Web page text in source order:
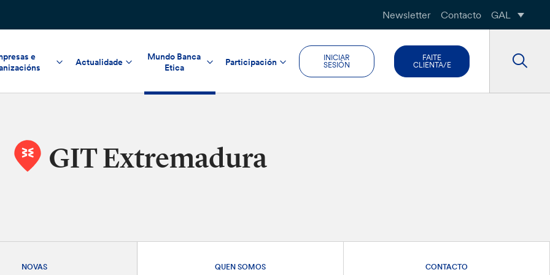
Newsletter Contacto GAL
e
Actualidade
Mundo Banca
Etica
Participación
INICIAR
SESIÓN
FAITE
CLIENTA/E
GIT Extremadura
NOVAS QUEN SOMOS CONTACTO